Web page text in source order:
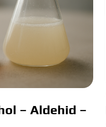
– Aldehid –